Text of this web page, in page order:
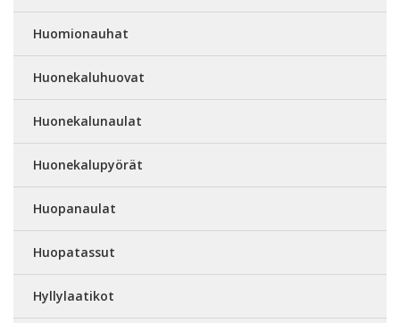
Huomionauhat
Huonekaluhuovat
Huonekalunaulat
Huonekalupyörät
Huopanaulat
Huopatassut
Hyllylaatikot